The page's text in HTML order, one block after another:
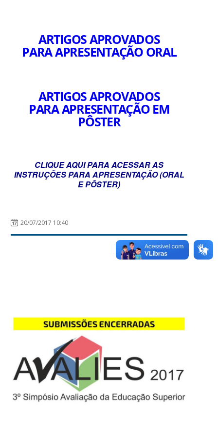
ARTIGOS APROVADOS
PARA APRESENTAÇÃO ORAL
ARTIGOS APROVADOS
PARA APRESENTAÇÃO EM
PÔSTER
CLIQUE AQUI PARA ACESSAR AS
INSTRUÇÕES PARA APRESENTAÇÃO (ORAL
E PÔSTER)
20/07/2017 10:40